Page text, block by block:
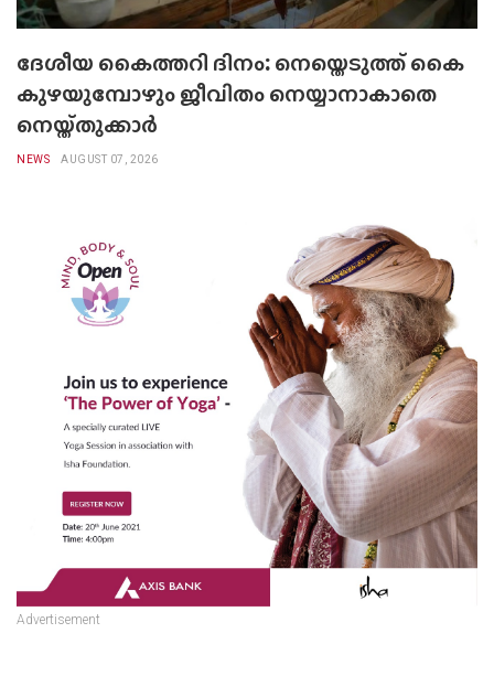
ദേശീയ കൈത്തറി ദിനം: നെയ്തെടുത്ത് കൈ
കുഴയുമ്പോഴും ജീവിതം നെയ്യാനാകാതെ
നെയ്ത്തുക്കാർ
NEWS AUGUST 07, 2026
Advertisement